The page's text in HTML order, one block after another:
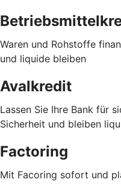
Waren und Rohstoffe
und liquide bleiben
Avalkredit
Lassen Sie Ihre Bank für
Sicherheit und bleiben
Factoring
Mit Facoring sofort und